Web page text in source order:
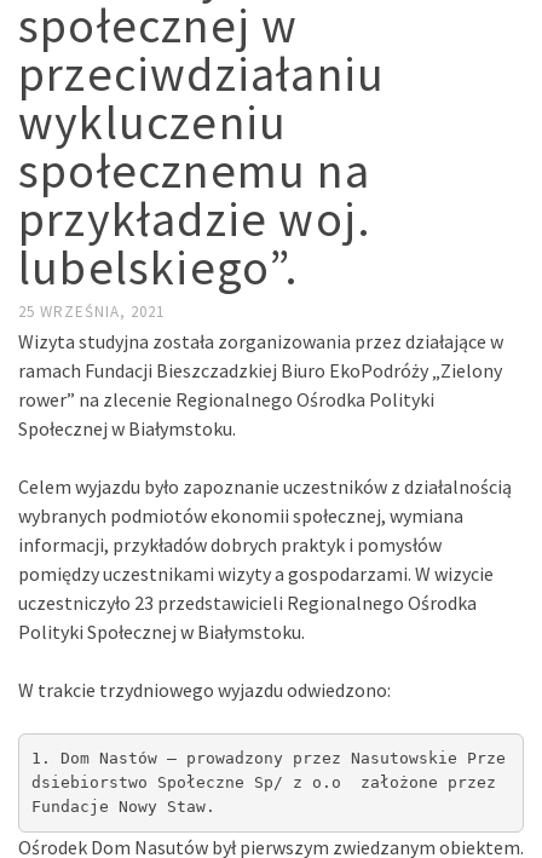
społecznej w
przeciwdziałaniu
wykluczeniu
społecznemu na
przykładzie woj.
lubelskiego”.
25 WRZEŚNIA, 2021
Wizyta studyjna została zorganizowania przez działające w
ramach Fundacji Bieszczadzkiej Biuro EkoPodróży „Zielony
rower” na zlecenie Regionalnego Ośrodka Polityki
Społecznej w Białymstoku.
Celem wyjazdu było zapoznanie uczestników z działalnością
wybranych podmiotów ekonomii społecznej, wymiana
informacji, przykładów dobrych praktyk i pomysłów
pomiędzy uczestnikami wizyty a gospodarzami. W wizycie
uczestniczyło 23 przedstawicieli Regionalnego Ośrodka
Polityki Społecznej w Białymstoku.
W trakcie trzydniowego wyjazdu odwiedzono:
1. Dom Nastów – prowadzony przez Nasutowskie Prze
dsiebiorstwo Społeczne Sp/ z o.o  założone przez
Fundacje Nowy Staw.
Ośrodek Dom Nasutów był pierwszym zwiedzanym obiektem.